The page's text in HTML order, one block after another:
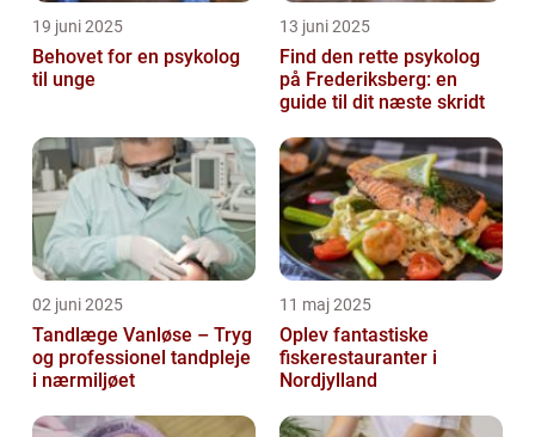
19 juni 2025
Behovet for en psykolog
til unge
13 juni 2025
Find den rette psykolog
på Frederiksberg: en
guide til dit næste skridt
02 juni 2025
Tandlæge Vanløse – Tryg
og professionel tandpleje
i nærmiljøet
11 maj 2025
Oplev fantastiske
fiskerestauranter i
Nordjylland